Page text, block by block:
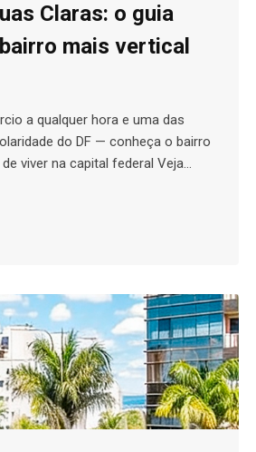
Claras: o guia
mais vertical
a qualquer hora e uma das
do DF — conheça o bairro
viver na capital federal Veja…